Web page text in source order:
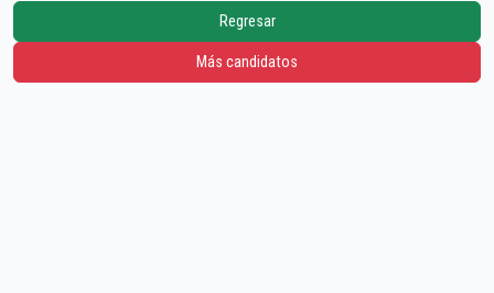
Regresar
Más candidatos